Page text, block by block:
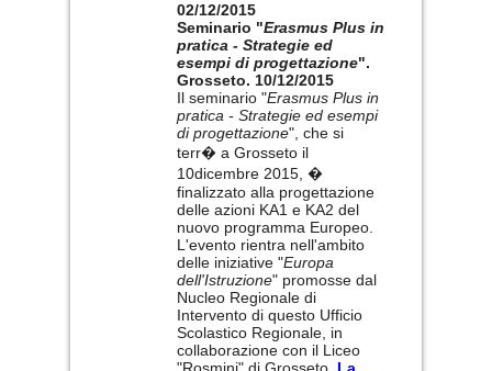
02/12/2015
Seminario "Erasmus Plus in
pratica - Strategie ed
esempi di progettazione".
Grosseto. 10/12/2015
Il seminario "Erasmus Plus in
pratica - Strategie ed esempi
di progettazione", che si
terr� a Grosseto il
10dicembre 2015, �
finalizzato alla progettazione
delle azioni KA1 e KA2 del
nuovo programma Europeo.
L'evento rientra nell'ambito
delle iniziative "Europa
dell'Istruzione" promosse dal
Nucleo Regionale di
Intervento di questo Ufficio
Scolastico Regionale, in
collaborazione con il Liceo